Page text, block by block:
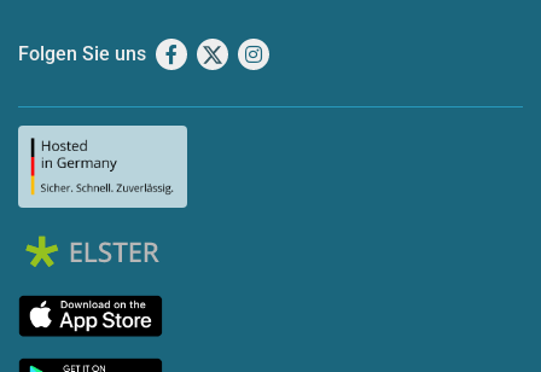
Folgen Sie uns Facebook
X Instagram